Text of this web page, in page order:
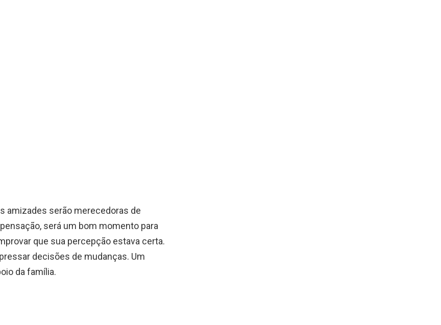
amizades serão merecedoras de
será um bom momento para
que sua percepção estava certa.
decisões de mudanças. Um
da família.